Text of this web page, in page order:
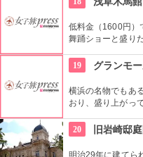
低料金（1600円）
舞踊ショーと盛り
りが飛ぶ。
19 グランモ
横浜の名物でもあ
おり、盛り上がっ
労される、驚きの
20 旧岩崎邸
明治29年に建てら